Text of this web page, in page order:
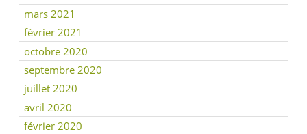
mars 2021
février 2021
octobre 2020
septembre 2020
juillet 2020
avril 2020
février 2020